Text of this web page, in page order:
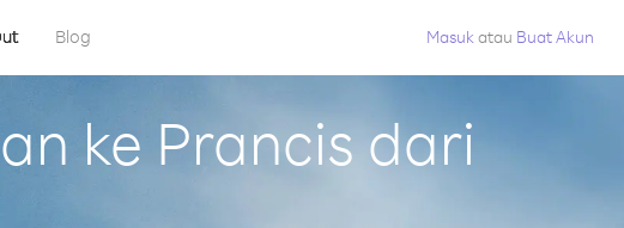
Blog Masuk atau Buat Akun
ke Prancis dari